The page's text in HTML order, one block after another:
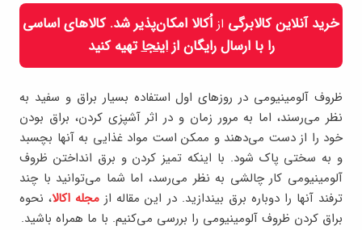
خرید آنلاین کالابرگی از اُکالا امکان‌پذیر شد. کالاهای اساسی
را با ارسال رایگان ازاینجاتهیه کنید
ظروف آلومینیومی در روزهای اول استفاده بسیار براق و سفید به
نظر می‌رسند، اما به مرور زمان و در اثر آشپزی کردن، براق بودن
خود را از دست می‌دهند و ممکن است مواد غذایی به آنها بچسبد
و به سختی پاک شود. با اینکه تمیز کردن و برق انداختن ظروف
آلومینیومی کار چالشی به نظر می‌رسد، اما شما می‌توانید با چند
ترفند آنها را دوباره برق بیندازید. در این مقاله از مجله اکالا، نحوه
براق کردن ظروف آلومینیومی را بررسی می‌کنیم. با ما همراه باشید.